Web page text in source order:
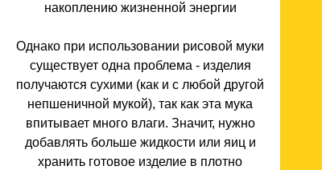
накоплению жизненной энергии
Однако при использовании рисовой муки
существует одна проблема - изделия
получаются сухими (как и с любой другой
непшеничной мукой), так как эта мука
впитывает много влаги. Значит, нужно
добавлять больше жидкости или яиц и
хранить готовое изделие в плотно